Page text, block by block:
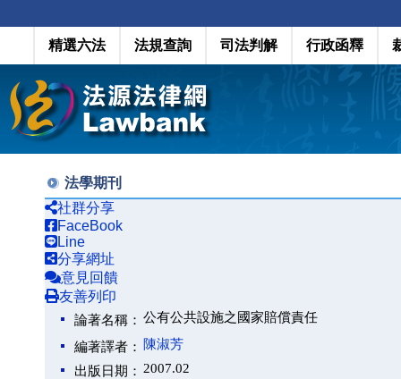
精選六法 法規查詢 司法判解 行政函釋
法學期刊
社群分享
FaceBook
Line
分享網址
意見回饋
友善列印
論著名稱： 公有公共設施之國家賠償責任
編著譯者：
陳淑芳
出版日期： 2007.02